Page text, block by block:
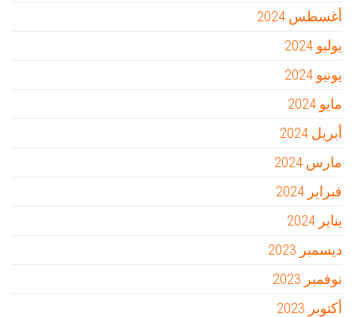
أغسطس 2024
يوليو 2024
يونيو 2024
مايو 2024
أبريل 2024
مارس 2024
فبراير 2024
يناير 2024
ديسمبر 2023
نوفمبر 2023
أكتوبر 2023